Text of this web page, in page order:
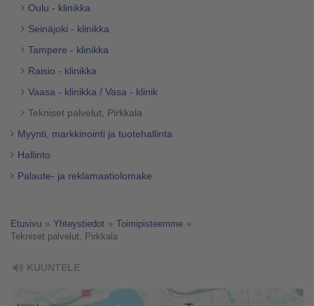
Oulu - klinikka
Seinäjoki - klinikka
Tampere - klinikka
Raisio - klinikka
Vaasa - klinikka / Vasa - klinik
Tekniset palvelut, Pirkkala
Myynti, markkinointi ja tuotehallinta
Hallinto
Palaute- ja reklamaatiolomake
Etusivu » Yhteystiedot » Toimipisteemme »
Tekniset palvelut, Pirkkala
KUUNTELE